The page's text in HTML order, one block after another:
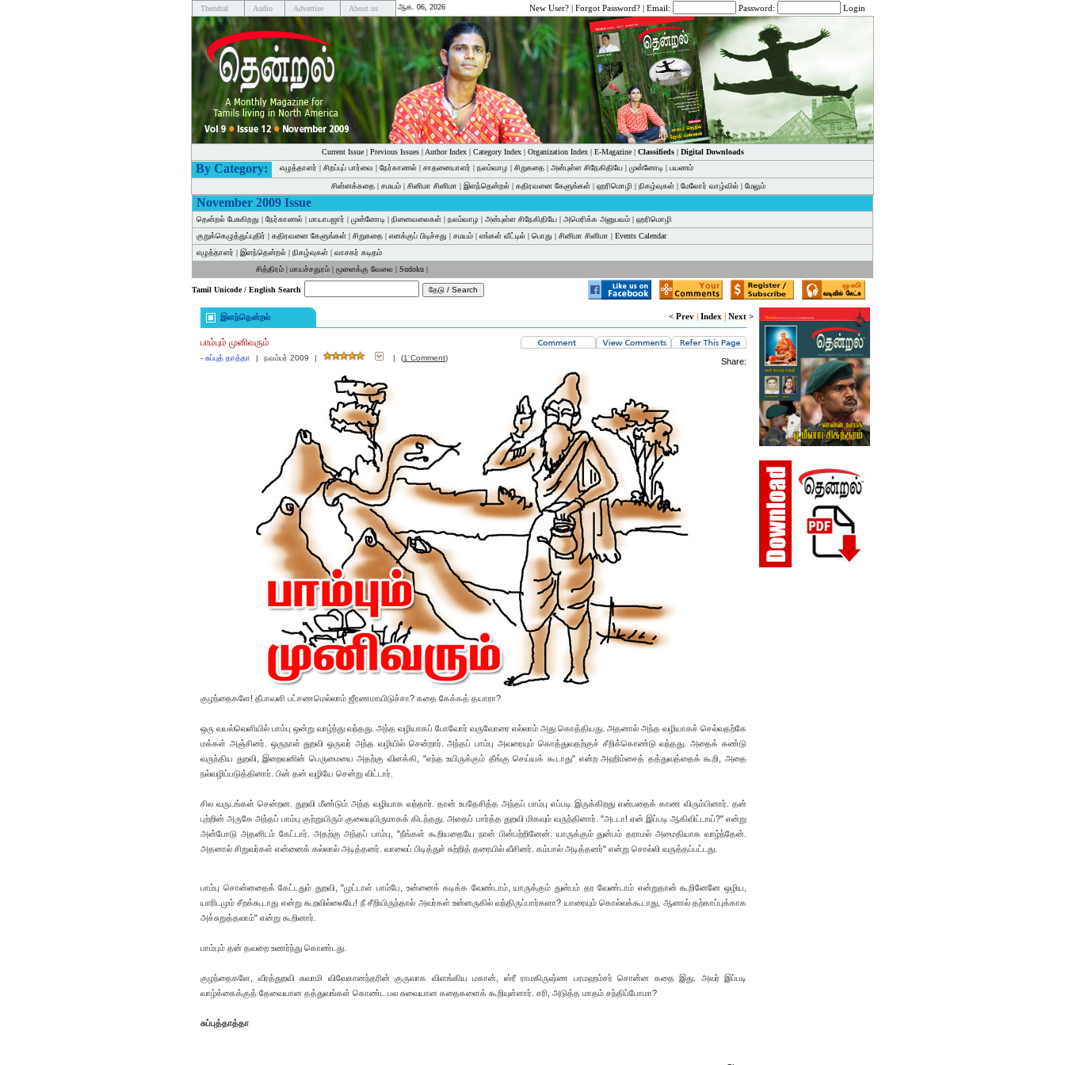
Thendral Audio Advertise About us ஆக. 06, 2026 New User? | Forgot Password? | Email: Password: Login
Current Issue| Previous Issues| Author Index| Category Index| Organization Index| E-Magazine| Classifieds| Digital Downloads
By Category: எழுத்தாளர் | சிறப்புப் பார்வை | நேர்காணல் | சாதனையாளர் | நலம்வாழ | சிறுகதை | அன்புள்ள சிநேகிதியே | முன்னோடி | பயணம்
சின்னக்கதை | சமயம் | சினிமா சினிமா | இளந்தென்றல் | கதிரவனை கேளுங்கள் | ஹரிமொழி | நிகழ்வுகள் | மேலோர் வாழ்வில் | மேலும்
November 2009 Issue
தென்றல் பேசுகிறது | நேர்காணல் | மாயாபஜார் | முன்னோடி | நினைவலைகள் | நலம்வாழ | அன்புள்ள சிநேகிதியே | அமெரிக்க அனுபவம் | ஹரிமொழி
குறுக்கெழுத்துப்புதிர் | கதிரவனை கேளுங்கள் | சிறுகதை | எனக்குப் பிடிச்சது | சமயம் | எங்கள் வீட்டில் | பொது | சினிமா சினிமா | Events Calendar
எழுத்தாளர் | இளந்தென்றல் | நிகழ்வுகள் | வாசகர் கடிதம்
சித்திரம் | மாயச்சதுரம் | மூளைக்கு வேலை | Sudoku |
Tamil Unicode / English Search
இளந்தென்றல் < Prev | Index | Next >
பாம்பும் முனிவரும்
- சுப்புத் தாத்தா | நவம்பர் 2009 | | (1 Comment) Share:
குழந்தைகளே! தீபாவளி பட்சணமெல்லாம் ஜீரணமாயிடுச்சா? கதை கேக்கத் தயாரா?
ஒரு வயல்வெளியில் பாம்பு ஒன்று வாழ்ந்து வந்தது. அந்த வழியாகப் போவோர் வருவோரை எல்லாம் அது கொத்தியது. அதனால் அந்த வழியாகச் செல்வதற்கே
மக்கள் அஞ்சினர். ஒருநாள் துறவி ஒருவர் அந்த வழியில் சென்றார். அந்தப் பாம்பு அவரையும் கொத்துவதற்குச் சீறிக்கொண்டு வந்தது. அதைக் கண்டு
வருந்திய துறவி, இறைவனின் பெருமையை அதற்கு விளக்கி, "எந்த உயிருக்கும் தீங்கு செய்யக் கூடாது" என்ற அஹிம்சைத் தத்துவத்தைக் கூறி, அதை
நல்வழிப்படுத்தினார். பின் தன் வழியே சென்று விட்டார்.
சில வருடங்கள் சென்றன. துறவி மீண்டும் அந்த வழியாக வந்தார். தான் உபதேசித்த அந்தப் பாம்பு எப்படி இருக்கிறது என்பதைக் காண விரும்பினார். தன்
புற்றின் அருகே அந்தப் பாம்பு குற்றுயிரும் குலையுயிருமாகக் கிடந்தது. அதைப் பார்த்த துறவி மிகவும் வருந்தினார். "அடடா! ஏன் இப்படி ஆகிவிட்டாய்?" என்று
அன்போடு அதனிடம் கேட்டார். அதற்கு அந்தப் பாம்பு, "நீங்கள் கூறியதையே நான் பின்பற்றினேன். யாருக்கும் துன்பம் தராமல் அமைதியாக வாழ்ந்தேன்.
அதனால் சிறுவர்கள் என்னைக் கல்லால் அடித்தனர். வாலைப் பிடித்துச் சுற்றித் தரையில் வீசினர். கம்பால் அடித்தனர்" என்று சொல்லி வருத்தப்பட்டது.
பாம்பு சொன்னதைக் கேட்டதும் துறவி, "முட்டாள் பாம்பே, உன்னைக் கடிக்க வேண்டாம், யாருக்கும் துன்பம் தர வேண்டாம் என்றுதான் கூறினேனே ஒழிய,
யாரிடமும் சீறக்கூடாது என்று கூறவில்லையே! நீ சீறியிருந்தால் அவர்கள் உன்னருகில் வந்திருப்பார்களா? யாரையும் கொல்லக்கூடாது, ஆனால் தற்காப்புக்காக
அச்சுறுத்தலாம்" என்று கூறினார்.
பாம்பும் தன் தவறை உணர்ந்து கொண்டது.
குழந்தைகளே, வீரத்துறவி சுவாமி விவேகானந்தரின் குருவாக விளங்கிய மகான், ஸ்ரீ ராமகிருஷ்ண பரமஹம்சர் சொன்ன கதை இது. அவர் இப்படி
வாழ்க்கைக்குத் தேவையான தத்துவங்கள் கொண்ட பல சுவையான கதைகளைக் கூறியுள்ளார். சரி, அடுத்த மாதம் சந்திப்போமா?
சுப்புத்தாத்தா